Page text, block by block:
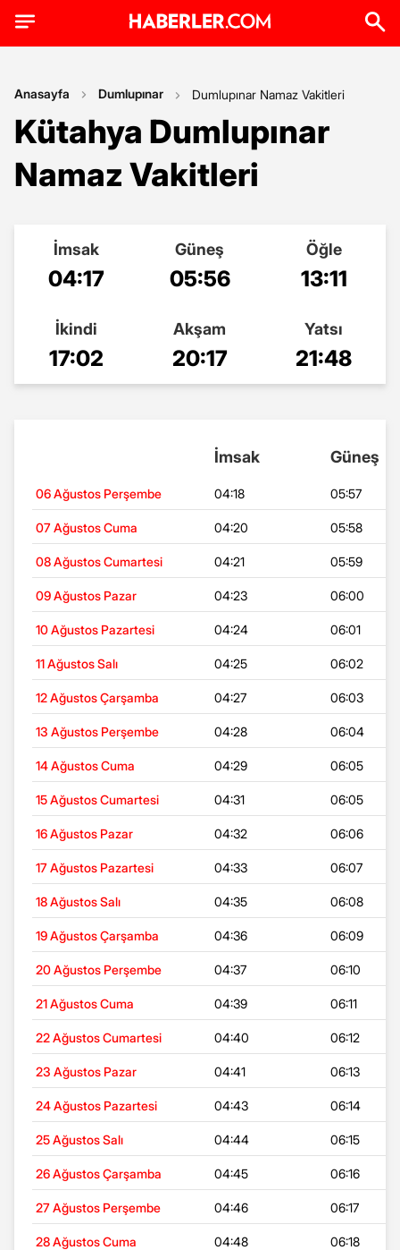
Anasayfa Dumlupınar Dumlupınar Namaz Vakitleri
Kütahya Dumlupınar
Namaz Vakitleri
İmsak
04:17
Güneş
05:56
Öğle
13:11
İkindi
17:02
Akşam
20:17
Yatsı
21:48
İmsak Güneş
06 Ağustos Perşembe 04:18 05:57
07 Ağustos Cuma 04:20 05:58
08 Ağustos Cumartesi 04:21 05:59
09 Ağustos Pazar 04:23 06:00
10 Ağustos Pazartesi 04:24 06:01
11 Ağustos Salı 04:25 06:02
12 Ağustos Çarşamba 04:27 06:03
13 Ağustos Perşembe 04:28 06:04
14 Ağustos Cuma 04:29 06:05
15 Ağustos Cumartesi 04:31 06:05
16 Ağustos Pazar 04:32 06:06
17 Ağustos Pazartesi 04:33 06:07
18 Ağustos Salı 04:35 06:08
19 Ağustos Çarşamba 04:36 06:09
20 Ağustos Perşembe 04:37 06:10
21 Ağustos Cuma 04:39 06:11
22 Ağustos Cumartesi 04:40 06:12
23 Ağustos Pazar 04:41 06:13
24 Ağustos Pazartesi 04:43 06:14
25 Ağustos Salı 04:44 06:15
26 Ağustos Çarşamba 04:45 06:16
27 Ağustos Perşembe 04:46 06:17
28 Ağustos Cuma 04:48 06:18